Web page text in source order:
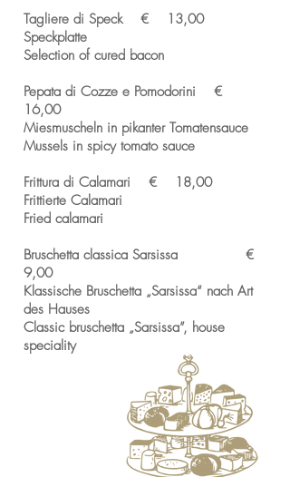
Tagliere di Speck € 13,00
Speckplatte
Selection of cured bacon
Pepata di Cozze e Pomodorini €
16,00
Miesmuscheln in pikanter Tomatensauce
Mussels in spicy tomato sauce
Frittura di Calamari € 18,00
Frittierte Calamari
Fried calamari
Bruschetta classica Sarsissa €
9,00
Klassische Bruschetta „Sarsissa“ nach Art
des Hauses
Classic bruschetta „Sarsissa”, house
speciality